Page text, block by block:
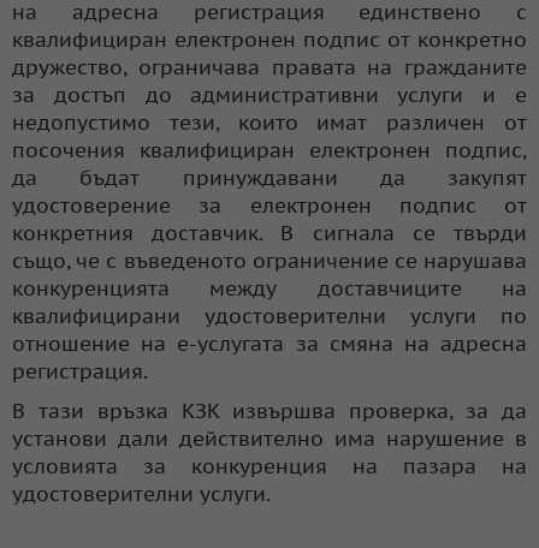
на адресна регистрация единствено с
квалифициран електронен подпис от конкретно
дружество, ограничава правата на гражданите
за достъп до административни услуги и е
недопустимо тези, които имат различен от
посочения квалифициран електронен подпис,
да бъдат принуждавани да закупят
удостоверение за електронен подпис от
конкретния доставчик. В сигнала се твърди
също, че с въведеното ограничение се нарушава
конкуренцията между доставчиците на
квалифицирани удостоверителни услуги по
отношение на е-услугата за смяна на адресна
регистрация.
В тази връзка КЗК извършва проверка, за да
установи дали действително има нарушение в
условията за конкуренция на пазара на
удостоверителни услуги.